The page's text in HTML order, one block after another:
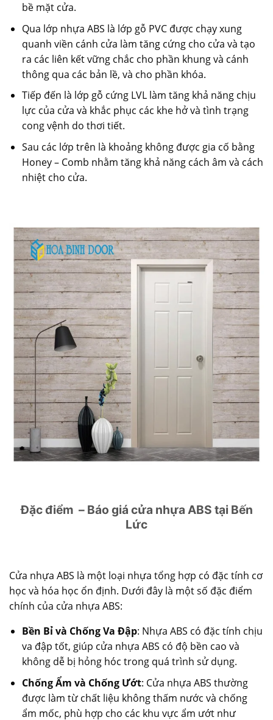
bề mặt cửa.
Qua lớp nhựa ABS là lớp gỗ PVC được chạy xung
quanh viền cánh cửa làm tăng cứng cho cửa và tạo
ra các liên kết vững chắc cho phần khung và cánh
thông qua các bản lề, và cho phần khóa.
Tiếp đến là lớp gỗ cứng LVL làm tăng khả năng chịu
lực của cửa và khắc phục các khe hở và tình trạng
cong vệnh do thơi tiết.
Sau các lớp trên là khoảng không được gia cố bằng
Honey – Comb nhằm tăng khả năng cách âm và cách
nhiệt cho cửa.
Đặc điểm – Báo giá cửa nhựa ABS tại Bến
Lức
Cửa nhựa ABS là một loại nhựa tổng hợp có đặc tính cơ
học và hóa học ổn định. Dưới đây là một số đặc điểm
chính của cửa nhựa ABS:
Bền Bỉ và Chống Va Đập: Nhựa ABS có đặc tính chịu
va đập tốt, giúp cửa nhựa ABS có độ bền cao và
không dễ bị hỏng hóc trong quá trình sử dụng.
Chống Ẩm và Chống Ướt: Cửa nhựa ABS thường
được làm từ chất liệu không thấm nước và chống
ẩm mốc, phù hợp cho các khu vực ẩm ướt như